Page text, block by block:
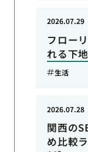
フロー
れる下
2026.07.29
生活
関西の
め比較
2026.07.28